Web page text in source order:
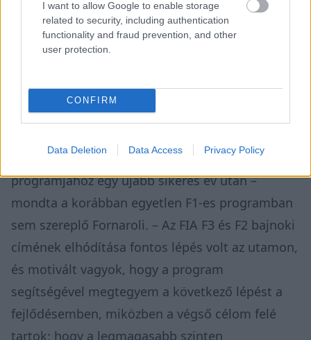
I want to allow Google to enable storage
related to security, including authentication
functionality and fraud prevention, and other
user protection.
CONFIRM
Data Deletion Data Access Privacy Policy
ÚT AZ F1-BE
Forma–2 éllovasa
csatlakozhatok a McLaren pilótafejlesztő
programjához egy újabb sikeres év után –
mondta a korábban egyetlen F1-es programban
sem szereplő Fornaroli. – Az FIA F3 és F2 bajnoki
címének elhódítása fontos lépés volt az utamon,
és motivált vagyok, hogy a program
segítségével megtegyem a következő lépést a
fejlődésemben, miközben a végső célom felé
tartok: hogy a legmagasabb szinten